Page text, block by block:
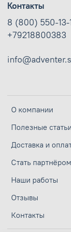
О компании
Полезные статьи
Доставка и
Стать партнёром
Наши работы
Отзывы
Контакты
Контакты
8 (800) 550-13-
+79218800383